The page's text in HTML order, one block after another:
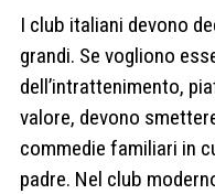
I club italiani devono
grandi. Se vogliono
dell’intrattenimento,
valore, devono
commedie familiari in
padre. Nel club